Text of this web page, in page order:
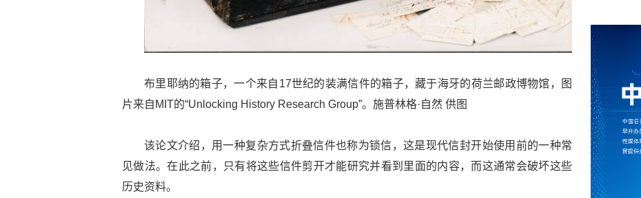
布里耶纳的箱子，一个来自17世纪的装满信件的箱子，藏于海牙的荷兰邮政博物馆，图
片来自MIT的“Unlocking History Research Group”。施普林格·自然 供图
该论文介绍，用一种复杂方式折叠信件也称为锁信，这是现代信封开始使用前的一种常
见做法。在此之前，只有将这些信件剪开才能研究并看到里面的内容，而这通常会破坏这些
历史资料。